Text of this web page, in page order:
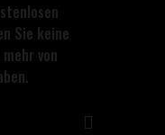
Sie keine
von